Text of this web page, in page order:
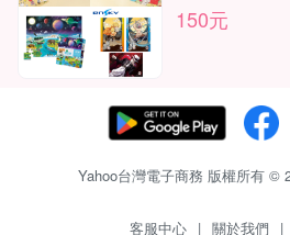
150元
Yahoo台灣電子商務 版權所有 ©
客服中心 | 關於我們 |